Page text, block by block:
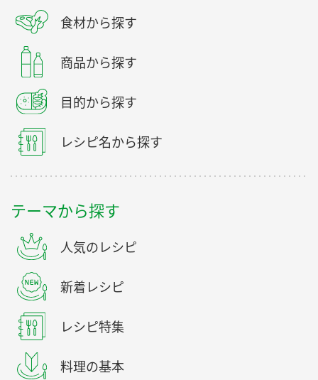
食材から探す
商品から探す
目的から探す
レシピ名から探す
テーマから探す
人気のレシピ
新着レシピ
レシピ特集
料理の基本